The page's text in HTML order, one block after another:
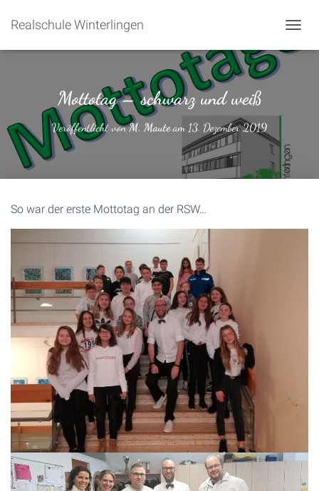
Realschule Winterlingen
Mottotag – schwarz und weiß
Veröffentlicht vonM. Mauteam 13. Dezember 2019
So war der erste Mottotag an der RSW…